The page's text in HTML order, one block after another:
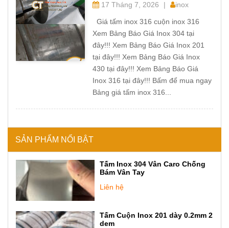
17 Tháng 7, 2026 | inox
Giá tấm inox 316 cuộn inox 316
Xem Bảng Báo Giá Inox 304 tại
đây!!! Xem Bảng Báo Giá Inox 201
tại đây!!! Xem Bảng Báo Giá Inox
430 tại đây!!! Xem Bảng Báo Giá
Inox 316 tại đây!!! Bấm để mua ngay
Bảng giá tấm inox 316...
SẢN PHẨM NỔI BẬT
Tấm Inox 304 Vân Caro Chống
Bám Vân Tay
Liên hệ
Tấm Cuộn Inox 201 dày 0.2mm 2
dem